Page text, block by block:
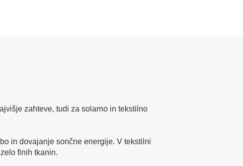
zahteve, tudi za solarno in tekstilno
in dovajanje sončne energije. V tekstilni
finih tkanin.